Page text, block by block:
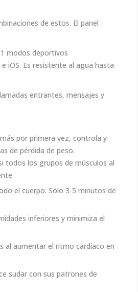
de estos. El panel
modos deportivos
iOS. Es resistente al agua hasta
entrantes, mensajes y
por primera vez, controla y
de pérdida de peso.
todos los grupos de músculos al
el cuerpo. Sólo 3-5 minutos de
inferiores y minimiza el
al aumentar el ritmo cardíaco en
sudar con sus patrones de